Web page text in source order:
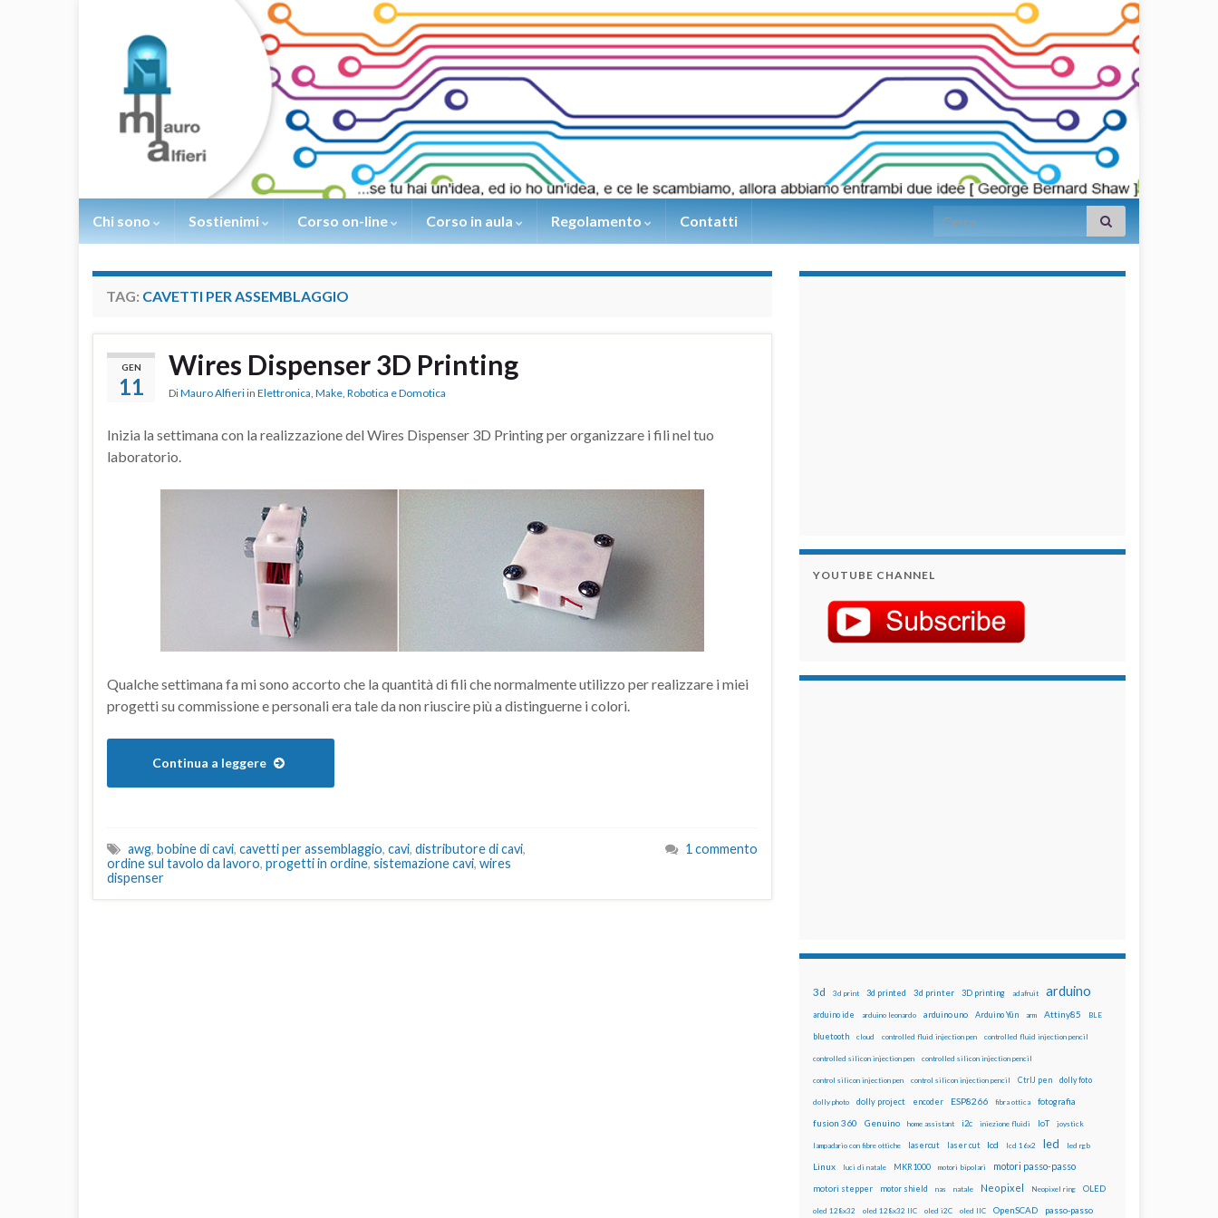
Chi sono Sostienimi Corso on-line Corso in aula Regolamento Contatti Search for:
TAG: CAVETTI PER ASSEMBLAGGIO
GEN
11
Wires Dispenser 3D Printing
DiMauro Alfieri in Elettronica, Make, Robotica e Domotica
Inizia la settimana con la realizzazione del Wires Dispenser 3D Printing per organizzare i fili nel tuo
laboratorio.
Qualche settimana fa mi sono accorto che la quantità di fili che normalmente utilizzo per realizzare i miei
progetti su commissione e personali era tale da non riuscire più a distinguerne i colori.
Continua a leggere
awg, bobine di cavi, cavetti per assemblaggio, cavi, distributore di cavi,
ordine sul tavolo da lavoro, progetti in ordine, sistemazione cavi, wires
dispenser
1 commento
YOUTUBE CHANNEL
3d 3d print 3d printed 3d printer 3D printing adafruit arduino
arduino ide arduino leonardo arduino uno Arduino Yún arm Attiny85 BLE
bluetooth cloud controlled fluid injection pen controlled fluid injection pencil
controlled silicon injection pen controlled silicon injection pencil
control silicon injection pen control silicon injection pencil CtrlJ pen dolly foto
dolly photo dolly project encoder ESP8266 fibra ottica fotografia
fusion 360 Genuino home assistant i2c iniezione fluidi IoT joystick
lampadario con fibre ottiche lasercut laser cut lcd lcd 16x2 led led rgb
Linux luci di natale MKR1000 motori bipolari motori passo-passo
motori stepper motor shield nas natale Neopixel Neopixel ring OLED
oled 128x32 oled 128x32 IIC oled i2C oled IIC OpenSCAD passo-passo